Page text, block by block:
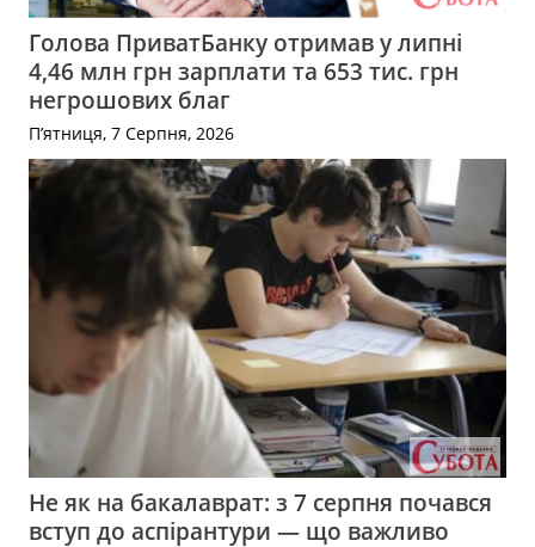
Голова ПриватБанку отримав у липні
4,46 млн грн зарплати та 653 тис. грн
негрошових благ
П’ятниця, 7 Серпня, 2026
Не як на бакалаврат: з 7 серпня почався
вступ до аспірантури — що важливо